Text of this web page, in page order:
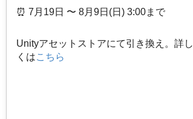
⏰️ 7月19日 〜 8月9日(日) 3:00まで
Unityアセットストアにて引き換え。詳し
くはこちら